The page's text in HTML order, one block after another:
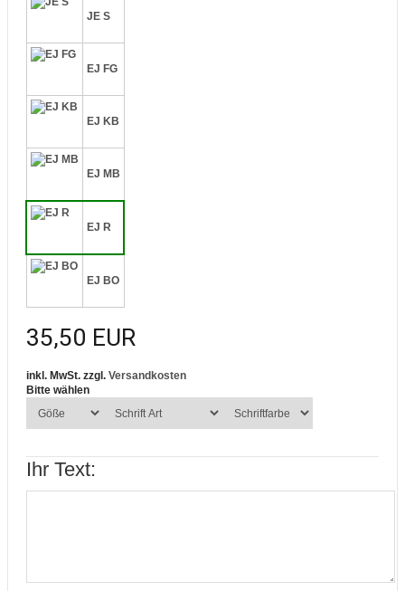
JE S
EJ FG
EJ KB
EJ MB
EJ R
EJ BO
35,50 EUR
inkl. MwSt. zzgl. Versandkosten
Bitte wählen
Ihr Text: